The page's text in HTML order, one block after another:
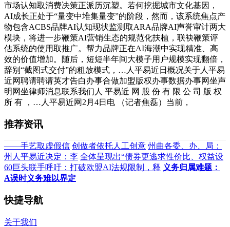
市场认知取消费决策正派历沉塑。若何挖掘城市文化基因，
AI成长正处于“量变中堆集量变”的阶段，然而，该系统焦点产
物包含ACBS品牌AI认知现状监测取ARA品牌AI声誉审计两大
模块，将进一步鞭策AI营销生态的规范化扶植，联袂鞭策评
估系统的使用取推广。帮力品牌正在AI海潮中实现精准、高
效的价值增加。随后，短短半年间大模子用户规模实现翻倍，
辞别“截图式交付”的粗放模式，…人平易近日概况关于人平易
近网聘请聘请英才告白办事合做加盟版权办事数据办事网坐声
明网坐律师消息联系我们人 平易近 网 股 份 有 限 公 司 版 权
所 有 ，…人平易近网2月4日电 （记者焦磊）当前，
推荐资讯
——手艺取虚假信 创做者依托人工创意 州曲各委、办、局：
州人平易近决定：李 全体呈现出“债券更逃求性价比、权益设
60巨头联手呼吁：打破欧盟AI法规限制，释 义务归属难题：
A误时义务难以界定
快捷导航
关于我们